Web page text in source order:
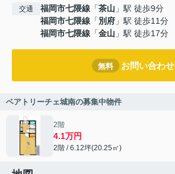
交通 福岡市七隈線 「茶山 」駅 徒歩9分
福岡市七隈線 「別府 」駅 徒歩11分
福岡市七隈線 「金山 」駅 徒歩17分
無料 お問い合わせ
ベアトリーチェ城南の募集中物件
2階
4.1万円
2階 / 6.12坪(20.25㎡)